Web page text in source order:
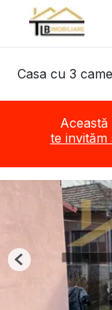
Casa cu 3
te invităm
Previous